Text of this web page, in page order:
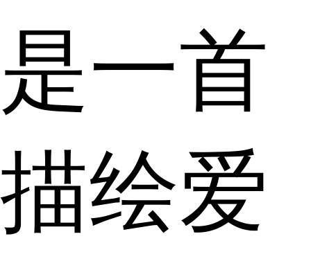
是一首
描绘爱